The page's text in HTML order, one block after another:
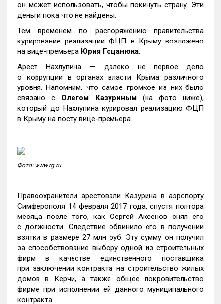
он может использовать, чтобы покинуть страну. Эти
деньги пока что не найдены.
Тем временем по распоряжению правительства
курирование реализации ФЦП в Крыму возложено
на вице-премьера Юрия Гоцанюка.
Арест Нахлупина — далеко не первое дело
о коррупции в органах власти Крыма различного
уровня. Напомним, что самое громкое из них было
связано с Олегом Казуриным(на фото ниже),
который до Нахлупина курировал реализацию ФЦП
в Крыму на посту вице-премьера.
Фото: www.rg.ru
Правоохранители арестовали Казурина в аэропорту
Симферополя 14 февраля 2017 года, спустя полтора
месяца после того, как Сергей Аксенов снял его
с должности. Следствие обвинило его в получении
взятки в размере 27 млн руб. Эту сумму он получил
за способствование выбору одной из строительных
фирм в качестве единственного поставщика
при заключении контракта на строительство жилых
домов в Керчи, а также общее покровительство
фирме при исполнении ей данного муниципального
контракта.